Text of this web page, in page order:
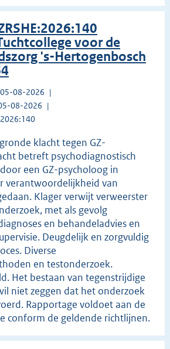
voor de
's-Hertogenbosch
08-2026
08-2026
klacht tegen GZ-
betreft psychodiagnostisch
een GZ-psycholoog in
verantwoordelijkheid van
Klager verwijt verweerster
met als gevolg
en behandeladvies en
Deugdelijk en zorgvuldig
Diverse
en testonderzoek.
Het bestaan van tegenstrijdige
niet zeggen dat het onderzoek
Rapportage voldoet aan de
conform de geldende richtlijnen.